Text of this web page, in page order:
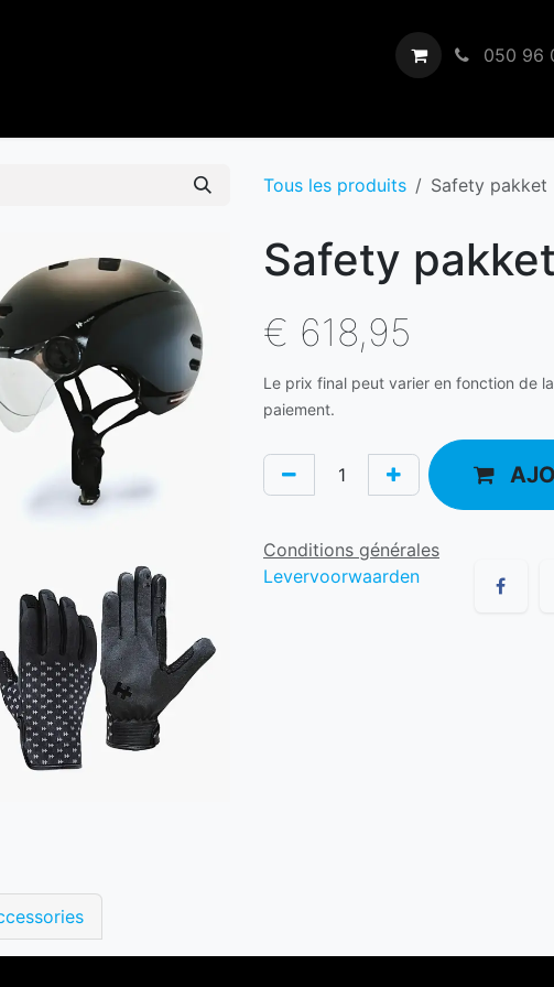
Événements 050 96
Tous les produits Safety pakket
Safety pakket
€ 618,95
Le prix final peut varier en fonction de
paiement.
Conditions générales
Levervoorwaarden